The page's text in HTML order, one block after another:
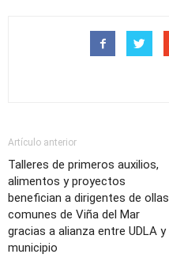
Artículo anterior
Talleres de primeros auxilios,
alimentos y proyectos
benefician a dirigentes de ollas
comunes de Viña del Mar
gracias a alianza entre UDLA y
municipio